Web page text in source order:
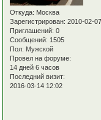
Откуда: Москва
Зарегистрирован: 2010-02-07
Приглашений: 0
Сообщений: 1505
Пол: Мужской
Провел на форуме:
14 дней 6 часов
Последний визит:
2016-03-14 12:02